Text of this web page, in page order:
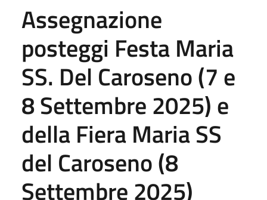
Assegnazione
posteggi Festa Maria
SS. Del Caroseno (7 e
8 Settembre 2025) e
della Fiera Maria SS
del Caroseno (8
Settembre 2025)